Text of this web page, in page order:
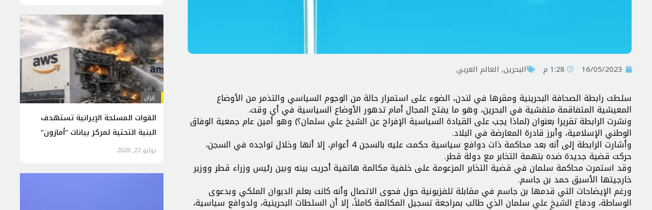
16/05/2023 1:28 م البحرين, العالم العربي
سلطت رابطة الصحافة البحرينية ومقرها في لندن، الضوء على استمرار حالة من الوجوم السياسي والتذمر من الأوضاع
المعيشية المتفاقمة متفشية في البحرين، وهو ما يفتح المجال أمام تدهور الأوضاع السياسية في أي وقت.
ونشرت الرابطة تقريرا بعنوان (لماذا يجب على القيادة السياسية الإفراج عن الشيخ علي سلمان؟) وهو أمين عام جمعية الوفاق
الوطني الإسلامية، وأبرز قادرة المعارضة في البلاد.
وأشارت الرابطة إلى أنه بعد محاكمة ذات دوافع سياسية حكمت عليه بالسجن 4 أعوام، إلا أنها وخلال تواجده في السجن،
حركت قضية جديدة ضده بتهمة التخابر مع دولة قطر.
وقد استمرت محاكمة سلمان في قضية التخابر المزعومة على خلفية مكالمة هاتفية أجريت بينه وبين رئيس وزراء قطر ووزير
خارجيتها الأسبق حمد بن جاسم.
ورغم الإيضاحات التي قدمها بن جاسم في مقابلة تلفزيونية حول فحوى الاتصال وأنه كانت بعلم الديوان الملكي وبدعوى
الوساطة، ودفاع الشيخ علي سلمان الذي طالب بمراجعة تسجيل المكالمة كاملاً، إلا أن السلطات البحرينية، ولدوافع سياسية،
إيران
القوات المسلحة الإيرانية تستهدف
البنية التحتية لمركز بيانات “أمازون”
في البحرين
يوليو 22, 2026